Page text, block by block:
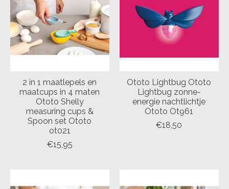
2 in 1 maatlepels en
maatcups in 4 maten
Ototo Shelly
measuring cups &
Spoon set Ototo
ot021
€15,95
Ototo Lightbug Ototo
Lightbug zonne-
energie nachtlichtje
Ototo Ot961
€18,50